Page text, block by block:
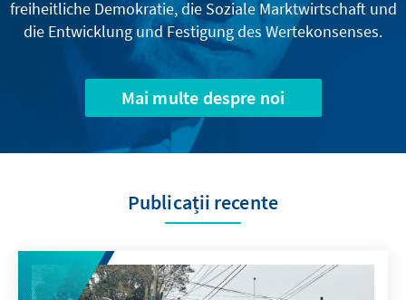
freiheitliche Demokratie, die Soziale Marktwirtschaft und
die Entwicklung und Festigung des Wertekonsenses.
Mai multe despre noi
Publicații recente